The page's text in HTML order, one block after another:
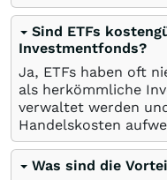
Sind ETFs
Investmentfonds?
Ja, ETFs haben oft
als herkömmliche
verwaltet werden
Handelskosten
Was sind die